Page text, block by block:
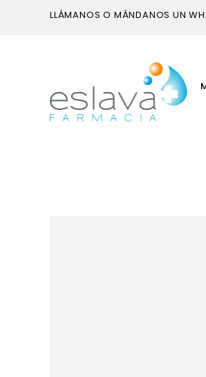
LLÁMANOS O MÁNDANOS UN